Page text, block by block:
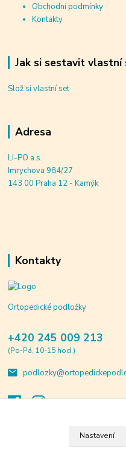
Obchodní podmínky
Kontakty
Jak si sestavit vlastní
Slož si vlastní set
Adresa
LI-PO a.s.
Imrychova 984/27
143 00 Praha 12 - Kamýk
Kontakty
Ortopedické podložky
+420 245 009 213
(Po-Pá, 10-15 hod.)
Nastavení